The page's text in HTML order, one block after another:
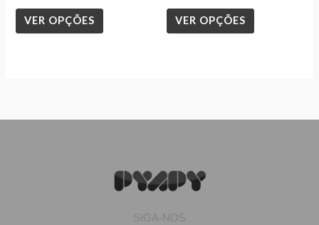
VER OPÇÕES
product
page
VER OPÇÕES
product
page
SIGA-NOS